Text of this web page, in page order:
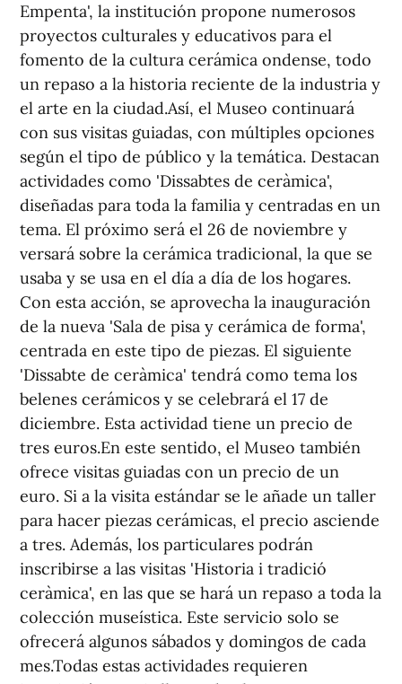
Empenta', la institución propone numerosos
proyectos culturales y educativos para el
fomento de la cultura cerámica ondense, todo
un repaso a la historia reciente de la industria y
el arte en la ciudad.Así, el Museo continuará
con sus visitas guiadas, con múltiples opciones
según el tipo de público y la temática. Destacan
actividades como 'Dissabtes de ceràmica',
diseñadas para toda la familia y centradas en un
tema. El próximo será el 26 de noviembre y
versará sobre la cerámica tradicional, la que se
usaba y se usa en el día a día de los hogares.
Con esta acción, se aprovecha la inauguración
de la nueva 'Sala de pisa y cerámica de forma',
centrada en este tipo de piezas. El siguiente
'Dissabte de ceràmica' tendrá como tema los
belenes cerámicos y se celebrará el 17 de
diciembre. Esta actividad tiene un precio de
tres euros.En este sentido, el Museo también
ofrece visitas guiadas con un precio de un
euro. Si a la visita estándar se le añade un taller
para hacer piezas cerámicas, el precio asciende
a tres. Además, los particulares podrán
inscribirse a las visitas 'Historia i tradició
ceràmica', en las que se hará un repaso a toda la
colección museística. Este servicio solo se
ofrecerá algunos sábados y domingos de cada
mes.Todas estas actividades requieren